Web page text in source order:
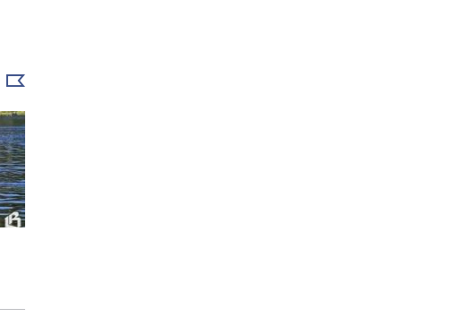
Выбрать